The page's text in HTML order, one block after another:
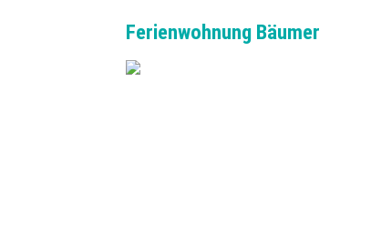
Ferienwohnung Bäumer